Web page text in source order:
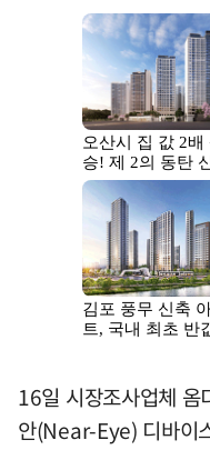
16일 시장조사업체 옴
안(Near-Eye) 디바이